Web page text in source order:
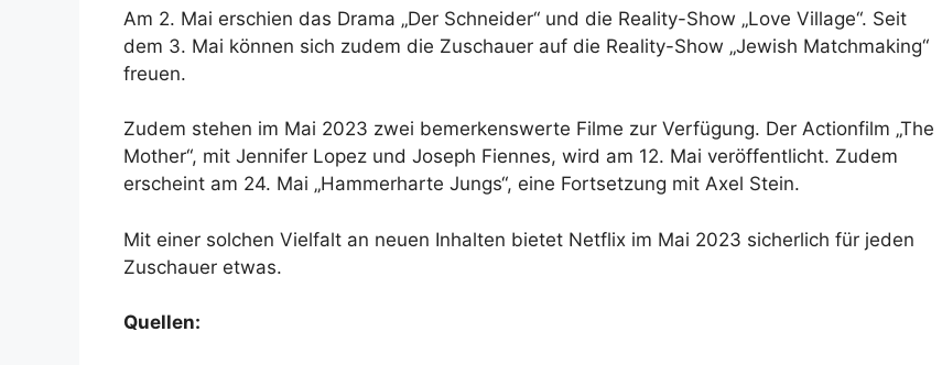
Am 2. Mai erschien das Drama „Der Schneider“ und die Reality-Show „Love Village“. Seit
dem 3. Mai können sich zudem die Zuschauer auf die Reality-Show „Jewish Matchmaking“
freuen.
Zudem stehen im Mai 2023 zwei bemerkenswerte Filme zur Verfügung. Der Actionfilm „The
Mother“, mit Jennifer Lopez und Joseph Fiennes, wird am 12. Mai veröffentlicht. Zudem
erscheint am 24. Mai „Hammerharte Jungs“, eine Fortsetzung mit Axel Stein.
Mit einer solchen Vielfalt an neuen Inhalten bietet Netflix im Mai 2023 sicherlich für jeden
Zuschauer etwas.
Quellen: